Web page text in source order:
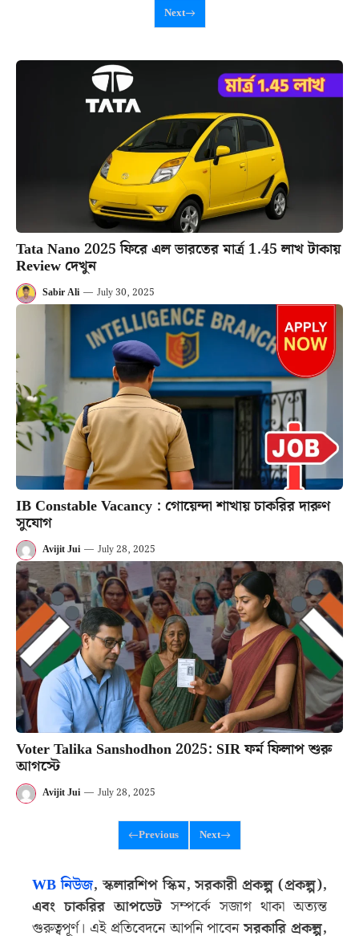
Next
Tata Nano 2025 ফিরে এল ভারতের মার্ত্র 1.45 লাখ টাকায়
Review দেখুন
Sabir Ali — July 30, 2025
IB Constable Vacancy : গোয়েন্দা শাখায় চাকরির দারুণ
সুযোগ
Avijit Jui — July 28, 2025
Voter Talika Sanshodhon 2025: SIR ফর্ম ফিলাপ শুরু
আগস্টে
Avijit Jui — July 28, 2025
Previous Next
WB নিউজ, স্কলারশিপ স্কিম, সরকারী প্রকল্প (প্রকল্প),
এবং চাকরির আপডেটসম্পর্কে সজাগ থাকা অত্যন্ত
গুরুত্বপূর্ণ। এই প্রতিবেদনে আপনি পাবেনসরকারি প্রকল্প,